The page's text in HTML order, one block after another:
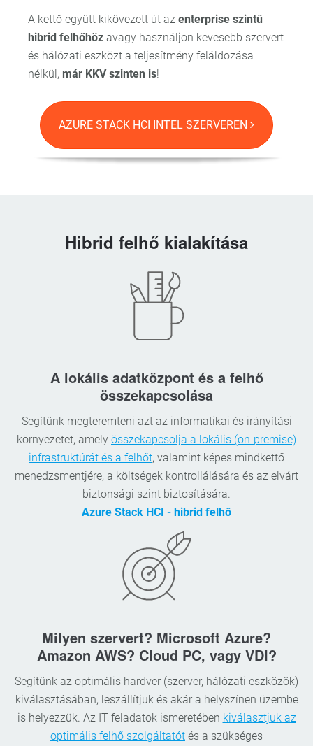
A kettő együtt kikövezett út az enterprise szintű
hibrid felhőhöz avagy használjon kevesebb szervert
és hálózati eszközt a teljesítmény feláldozása
nélkül, már KKV szinten is!
AZURE STACK HCI INTEL SZERVEREN
Hibrid felhő kialakítása
A lokális adatközpont és a felhő
összekapcsolása
Segítünk megteremteni azt az informatikai és irányítási
környezetet, amely összekapcsolja a lokális (on-premise)
infrastruktúrát és a felhőt, valamint képes mindkettő
menedzsmentjére, a költségek kontrollálására és az elvárt
biztonsági szint biztosítására.
Azure Stack HCI - hibrid felhő
Milyen szervert? Microsoft Azure?
Amazon AWS? Cloud PC, vagy VDI?
Segítünk az optimális hardver (szerver, hálózati eszközök)
kiválasztásában, leszállítjuk és akár a helyszínen üzembe
is helyezzük. Az IT feladatok ismeretében kiválasztjuk az
optimális felhő szolgáltatót és a szükséges